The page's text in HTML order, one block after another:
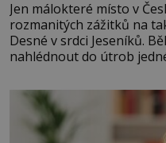
Jen málokteré místo v
rozmanitých zážitků na
Desné v srdci Jeseníků.
nahlédnout do útrob
se na koloběžce a den
Velkých Losinách nebo v